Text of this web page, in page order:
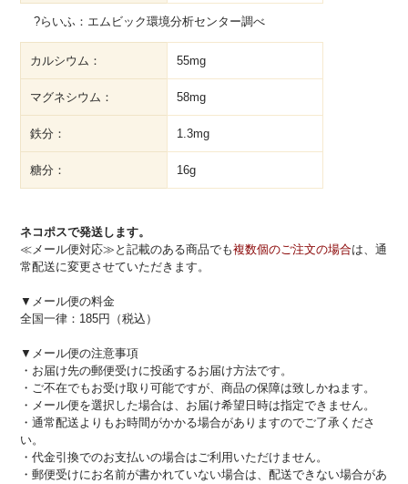
?らいふ：エムビック環境分析センター調べ
カルシウム： 55mg
マグネシウム： 58mg
鉄分： 1.3mg
糖分： 16g
ネコポスで発送します。
≪メール便対応≫と記載のある商品でも複数個のご注文の場合は、通
常配送に変更させていただきます。
▼メール便の料金
全国一律：185円（税込）
▼メール便の注意事項
・お届け先の郵便受けに投函するお届け方法です。
・ご不在でもお受け取り可能ですが、商品の保障は致しかねます。
・メール便を選択した場合は、お届け希望日時は指定できません。
・通常配送よりもお時間がかかる場合がありますのでご了承くださ
い。
・代金引換でのお支払いの場合はご利用いただけません。
・郵便受けにお名前が書かれていない場合は、配送できない場合があ